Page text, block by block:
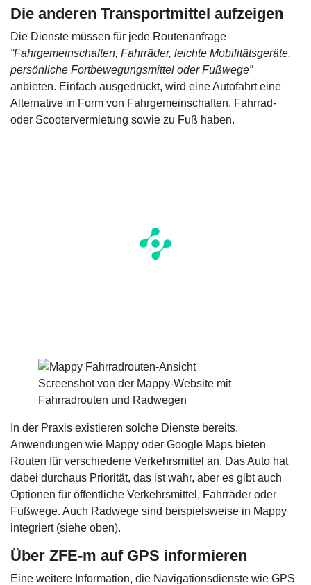
Die anderen Transportmittel aufzeigen
Die Dienste müssen für jede Routenanfrage
“Fahrgemeinschaften, Fahrräder, leichte Mobilitätsgeräte,
persönliche Fortbewegungsmittel oder Fußwege”
anbieten. Einfach ausgedrückt, wird eine Autofahrt eine
Alternative in Form von Fahrgemeinschaften, Fahrrad-
oder Scootervermietung sowie zu Fuß haben.
Screenshot von der Mappy-Website mit
Fahrradrouten und Radwegen
In der Praxis existieren solche Dienste bereits.
Anwendungen wie Mappy oder Google Maps bieten
Routen für verschiedene Verkehrsmittel an. Das Auto hat
dabei durchaus Priorität, das ist wahr, aber es gibt auch
Optionen für öffentliche Verkehrsmittel, Fahrräder oder
Fußwege. Auch Radwege sind beispielsweise in Mappy
integriert (siehe oben).
Über ZFE-m auf GPS informieren
Eine weitere Information, die Navigationsdienste wie GPS